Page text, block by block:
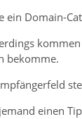
ein Domain-
bekomme.
einen